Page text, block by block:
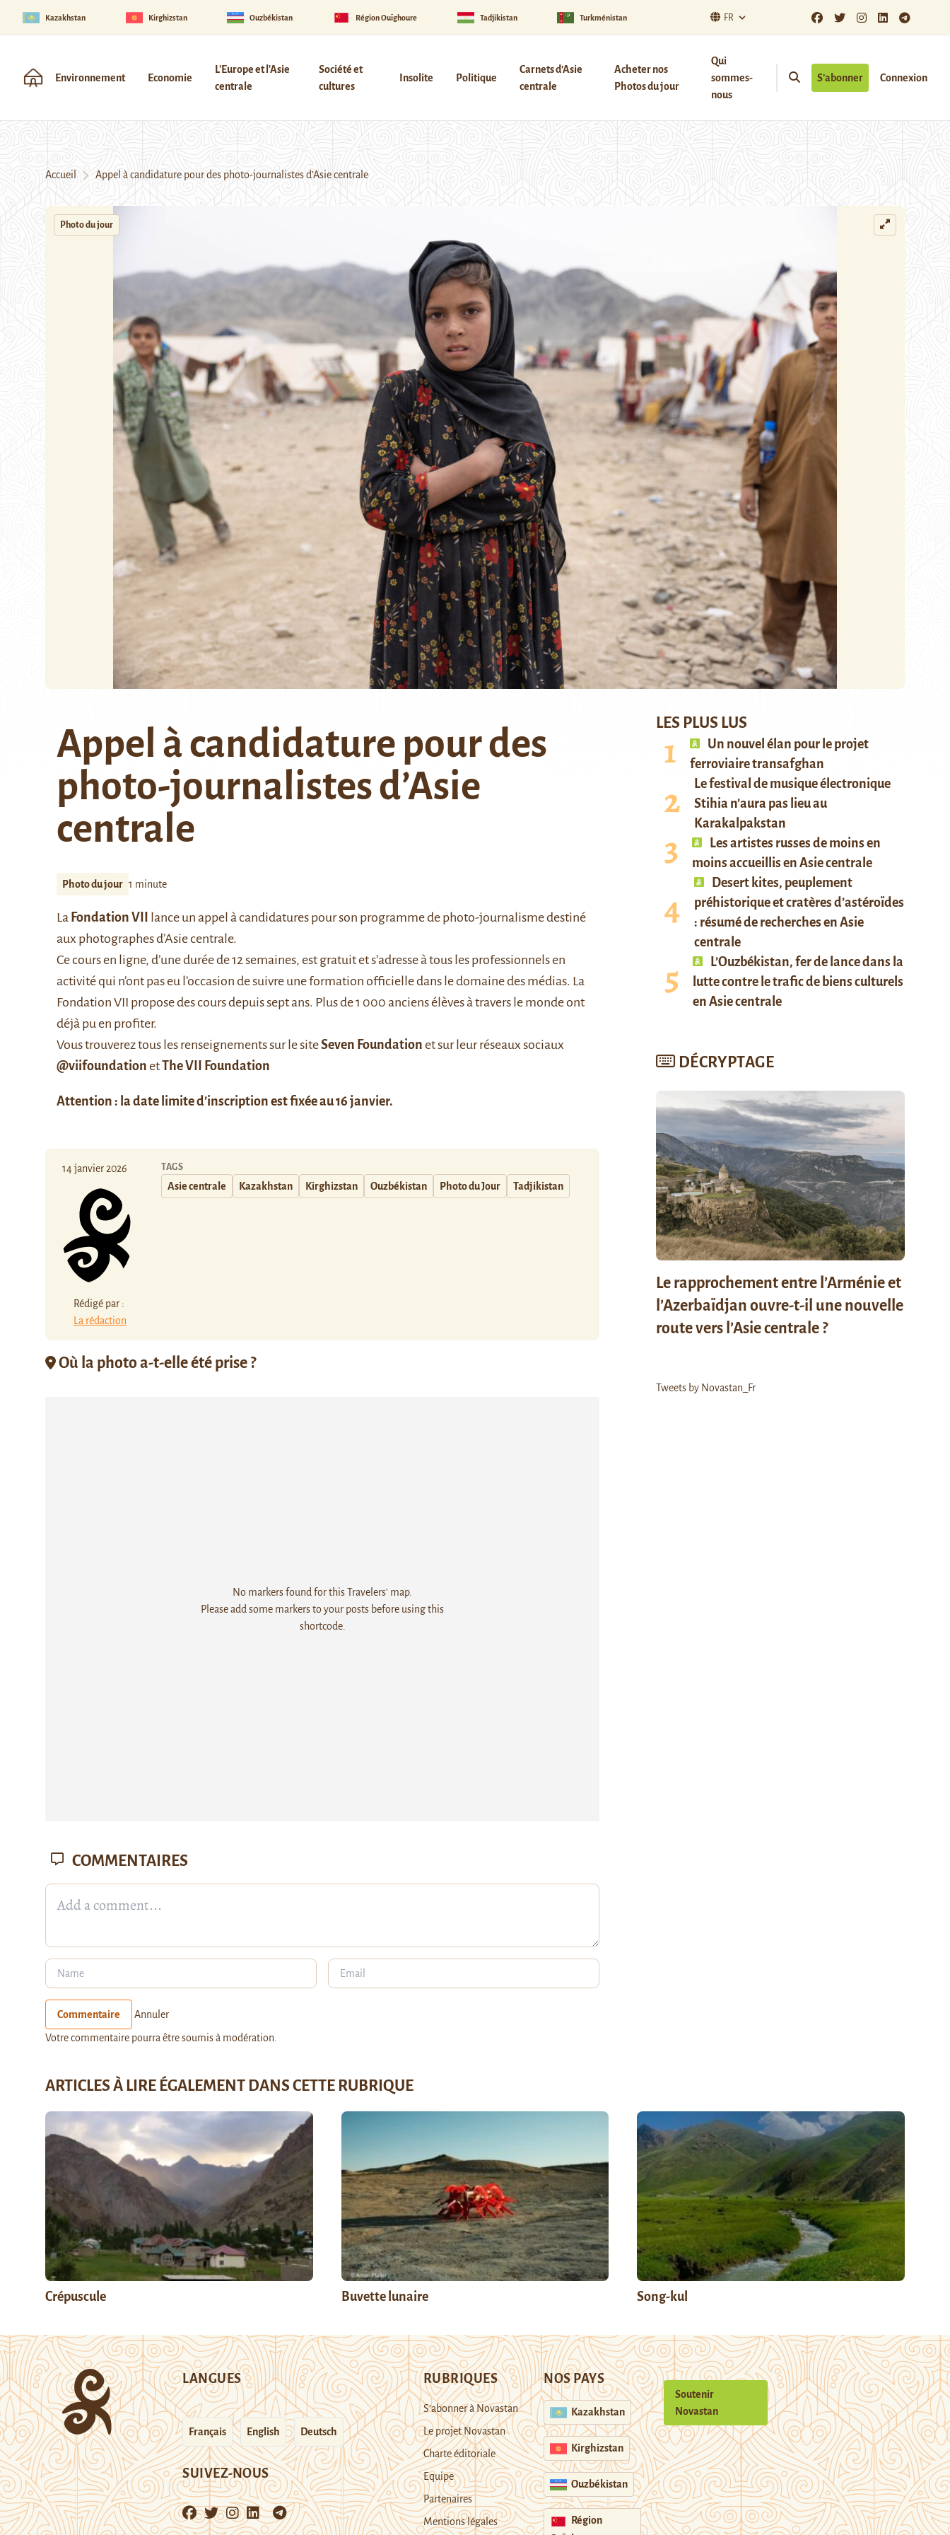
Kazakhstan Kirghizstan Ouzbékistan Région Ouïghoure Tadjikistan Turkménistan FR
Environnement Economie
L'Europe et l'Asie
centrale
Société et
cultures
Insolite Politique
Carnets d’Asie
centrale
Acheter nos
Photos du jour
Qui
sommes-
nous
S’abonner Connexion
Accueil Appel à candidature pour des photo-journalistes d’Asie centrale
Photo du jour
Appel à candidature pour des
photo-journalistes d’Asie
centrale
Photo du jour 1 minute
La Fondation VII lance un appel à candidatures pour son programme de photo-journalisme destiné
aux photographes d’Asie centrale.
Ce cours en ligne, d’une durée de 12 semaines, est gratuit et s’adresse à tous les professionnels en
activité qui n’ont pas eu l’occasion de suivre une formation officielle dans le domaine des médias. La
Fondation VII propose des cours depuis sept ans. Plus de 1 000 anciens élèves à travers le monde ont
déjà pu en profiter.
Vous trouverez tous les renseignements sur le siteSeven Foundation et sur leur réseaux sociaux
@viifoundation etThe VII Foundation
Attention : la date limite d’inscription est fixée au 16 janvier.
14 janvier 2026
Rédigé par :
La rédaction
TAGS
Asie centrale Kazakhstan Kirghizstan Ouzbékistan Photo du Jour Tadjikistan
Où la photo a-t-elle été prise ?
No markers found for this Travelers' map.
Please add some markers to your posts before using this
shortcode.
LES PLUS LUS
Un nouvel élan pour le projet
ferroviaire transafghan
Le festival de musique électronique
Stihia n’aura pas lieu au
Karakalpakstan
Les artistes russes de moins en
moins accueillis en Asie centrale
Desert kites, peuplement
préhistorique et cratères d’astéroïdes
: résumé de recherches en Asie
centrale
L’Ouzbékistan, fer de lance dans la
lutte contre le trafic de biens culturels
en Asie centrale
DÉCRYPTAGE
Le rapprochement entre l’Arménie et
l’Azerbaïdjan ouvre-t-il une nouvelle
route vers l’Asie centrale ?
Tweets by Novastan_Fr
COMMENTAIRES
Commentaire Annuler
Votre commentaire pourra être soumis à modération.
ARTICLES À LIRE ÉGALEMENT DANS CETTE RUBRIQUE
Crépuscule Buvette lunaire Song-kul
LANGUES
Français English Deutsch
SUIVEZ-NOUS
RUBRIQUES
S’abonner à Novastan
Le projet Novastan
Charte éditoriale
Equipe
Partenaires
Mentions légales
NOS PAYS
Kazakhstan
Kirghizstan
Ouzbékistan
Région
Soutenir
Novastan